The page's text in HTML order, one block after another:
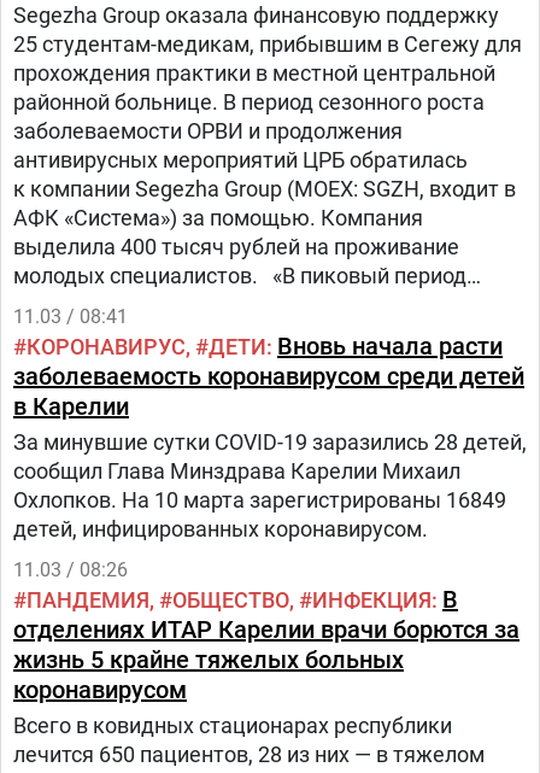
Segezha Group оказала финансовую поддержку
25 студентам-медикам, прибывшим в Сегежу для
прохождения практики в местной центральной
районной больнице. В период сезонного роста
заболеваемости ОРВИ и продолжения
антивирусных мероприятий ЦРБ обратилась
к компании Segezha Group (MOEX: SGZH, входит в
АФК «Система») за помощью. Компания
выделила 400 тысяч рублей на проживание
молодых специалистов. «В пиковый период
количество заболевших в Сегеже выросло
кратно.
11.03 / 08:41
КОРОНАВИРУС ДЕТИ Вновь начала расти
заболеваемость коронавирусом среди детей
в Карелии
За минувшие сутки COVID-19 заразились 28 детей,
сообщил Глава Минздрава Карелии Михаил
Охлопков. На 10 марта зарегистрированы 16849
детей, инфицированных коронавирусом.
11.03 / 08:26
ПАНДЕМИЯ ОБЩЕСТВО ИНФЕКЦИЯ В
отделениях ИТАР Карелии врачи борются за
жизнь 5 крайне тяжелых больных
коронавирусом
Всего в ковидных стационарах республики
лечится 650 пациентов, 28 из них — в тяжелом